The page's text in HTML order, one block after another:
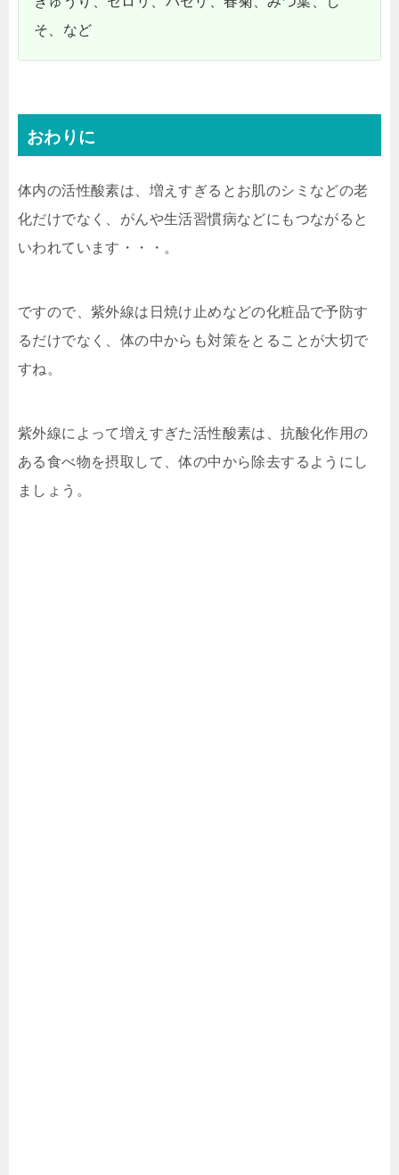
そ、など
おわりに
体内の活性酸素は、増えすぎるとお肌のシミなどの老
化だけでなく、がんや生活習慣病などにもつながると
いわれています・・・。
ですので、紫外線は日焼け止めなどの化粧品で予防す
るだけでなく、体の中からも対策をとることが大切で
すね。
紫外線によって増えすぎた活性酸素は、抗酸化作用の
ある食べ物を摂取して、体の中から除去するようにし
ましょう。